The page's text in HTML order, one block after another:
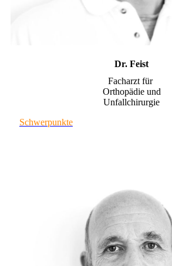
Dr. Feist
Facharzt für
Orthopädie und
Unfallchirurgie
Schwerpunkte